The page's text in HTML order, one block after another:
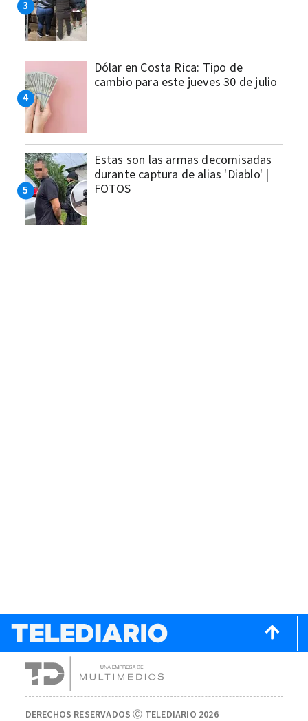
Dólar en Costa Rica: Tipo de
cambio para este jueves 30 de julio
Estas son las armas decomisadas
durante captura de alias 'Diablo' |
FOTOS
DERECHOS RESERVADOS Ⓒ TELEDIARIO 2026